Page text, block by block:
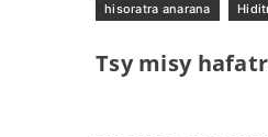
hisoratra anarana
Tsy misy